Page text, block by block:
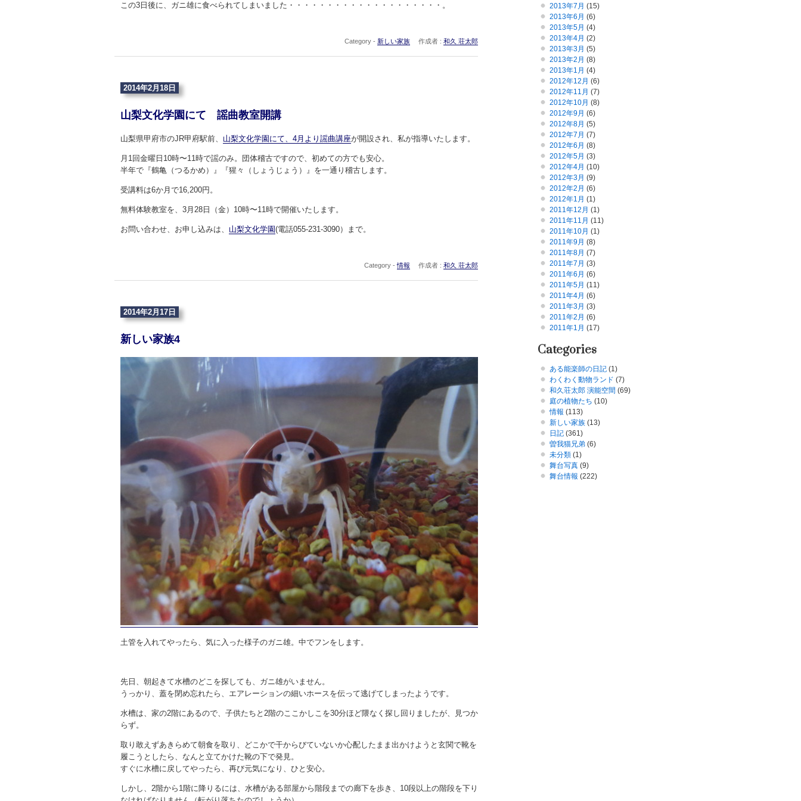
この3日後に、ガニ雄に食べられてしまいました・・・・・・・・・・・・・・・・・・・・。
Category - 新しい家族 作成者 : 和久 荘太郎
2014年2月18日
山梨文化学園にて 謡曲教室開講
山梨県甲府市のJR甲府駅前、 山梨文化学園にて、4月より謡曲講座が開設され、私が指導いたします。
月1回金曜日10時〜11時で謡のみ。団体稽古ですので、初めての方でも安心。
半年で『鶴亀（つるかめ）』『猩々（しょうじょう）』を一通り稽古します。
受講料は6か月で16,200円。
無料体験教室を、3月28日（金）10時〜11時で開催いたします。
お問い合わせ、お申し込みは、 山梨文化学園(電話055-231-3090）まで。
Category -情報 作成者 : 和久 荘太郎
2014年2月17日
新しい家族4
土管を入れてやったら、気に入った様子のガニ雄。中でフンをします。
先日、朝起きて水槽のどこを探しても、ガニ雄がいません。
うっかり、蓋を閉め忘れたら、エアレーションの細いホースを伝って逃げてしまったようです。
水槽は、家の2階にあるので、子供たちと2階のここかしこを30分ほど隈なく探し回りましたが、見つか
らず。
取り敢えずあきらめて朝食を取り、どこかで干からびていないか心配したまま出かけようと玄関で靴を
履こうとしたら、なんと立てかけた靴の下で発見。
すぐに水槽に戻してやったら、再び元気になり、ひと安心。
しかし、2階から1階に降りるには、水槽がある部屋から階段までの廊下を歩き、10段以上の階段を下り
2013年7月 (15)
2013年6月 (6)
2013年5月 (4)
2013年4月 (2)
2013年3月 (5)
2013年2月 (8)
2013年1月 (4)
2012年12月 (6)
2012年11月 (7)
2012年10月 (8)
2012年9月 (6)
2012年8月 (5)
2012年7月 (7)
2012年6月 (8)
2012年5月 (3)
2012年4月 (10)
2012年3月 (9)
2012年2月 (6)
2012年1月 (1)
2011年12月 (1)
2011年11月 (11)
2011年10月 (1)
2011年9月 (8)
2011年8月 (7)
2011年7月 (3)
2011年6月 (6)
2011年5月 (11)
2011年4月 (6)
2011年3月 (3)
2011年2月 (6)
2011年1月 (17)
Categories
ある能楽師の日記 (1)
わくわく動物ランド (7)
和久荘太郎 演能空間 (69)
庭の植物たち (10)
情報 (113)
新しい家族 (13)
日記 (361)
曽我猫兄弟 (6)
未分類 (1)
舞台写真 (9)
舞台情報 (222)